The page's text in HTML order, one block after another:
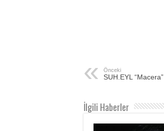
Önceki
SUH.EYL “Macera”
İlgili Haberler